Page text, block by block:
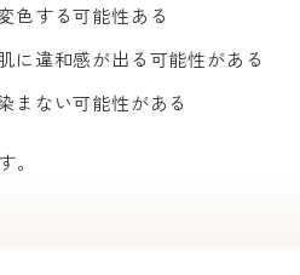
色する可能性ある
に違和感が出る可能性がある
まない可能性がある
。